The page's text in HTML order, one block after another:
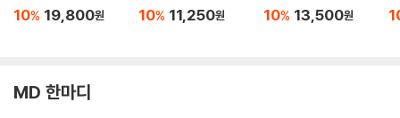
10% 19,800원 10% 11,250원 10% 13,500원
MD 한마디